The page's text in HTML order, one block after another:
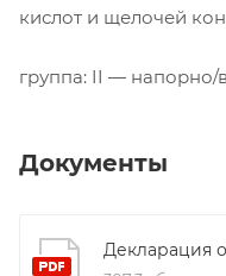
кислот и щелочей
группа: II —
Документы
Декларация